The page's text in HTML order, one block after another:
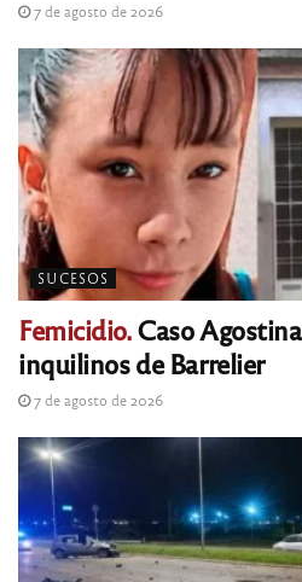
7 de agosto de 2026
SUCESOS
Femicidio.Caso
inquilinos de Barrelier
7 de agosto de 2026